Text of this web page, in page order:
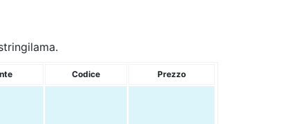
Codice Prezzo